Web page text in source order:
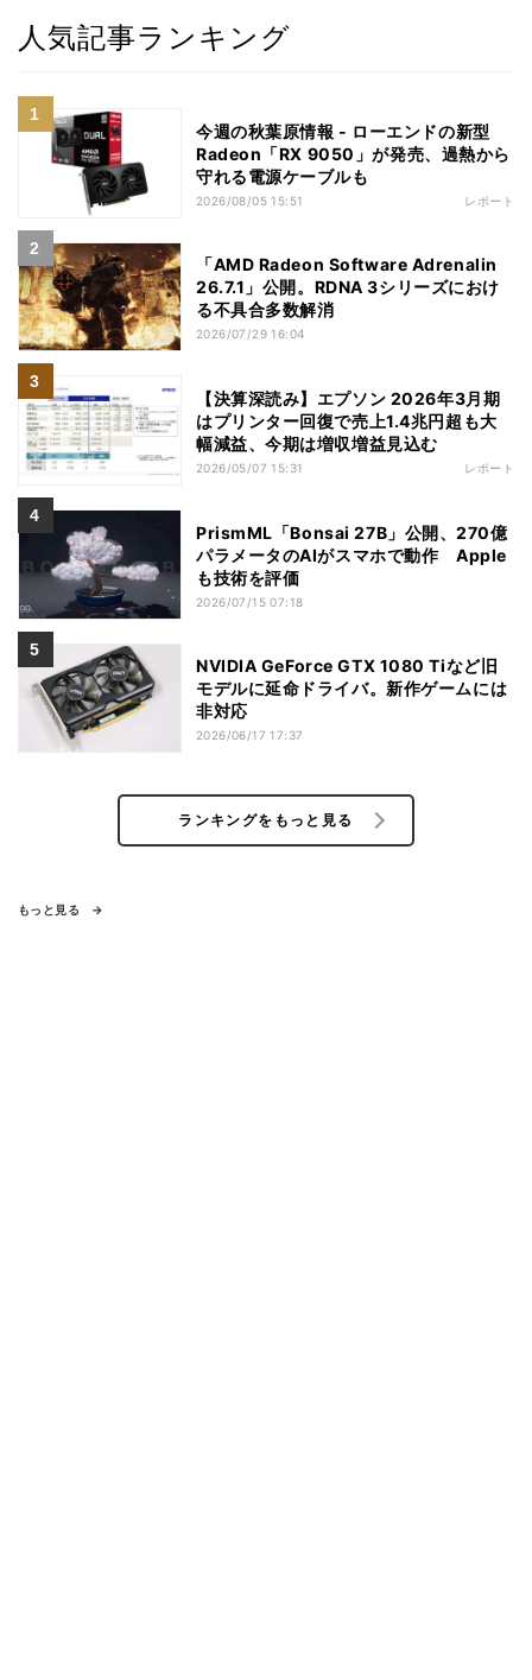
人気記事ランキング
今週の秋葉原情報 - ローエンドの新型
Radeon「RX 9050」が発売、過熱から
守れる電源ケーブルも
2026/08/05 15:51 レポート
「AMD Radeon Software Adrenalin
26.7.1」公開。RDNA 3シリーズにおけ
る不具合多数解消
2026/07/29 16:04
【決算深読み】エプソン 2026年3月期
はプリンター回復で売上1.4兆円超も大
幅減益、今期は増収増益見込む
2026/05/07 15:31 レポート
PrismML「Bonsai 27B」公開、270億
パラメータのAIがスマホで動作 Apple
も技術を評価
2026/07/15 07:18
NVIDIA GeForce GTX 1080 Tiなど旧
モデルに延命ドライバ。新作ゲームには
非対応
2026/06/17 17:37
ランキングをもっと見る
もっと見る